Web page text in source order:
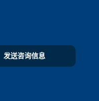
发送咨询信息